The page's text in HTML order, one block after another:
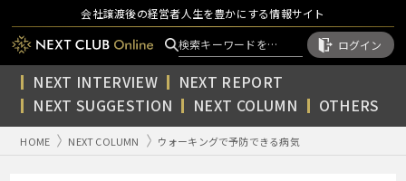
会社譲渡後の経営者人生を豊かにする情報サイト
ログイン
NEXT INTERVIEW
NEXT REPORT
NEXT SUGGESTION
NEXT COLUMN OTHERS
HOME NEXT COLUMN ウォーキングで予防できる病気